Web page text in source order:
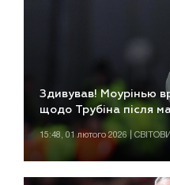
Здивував! Моурінью
щодо Трубіна після
15:48, 01 лютого 2026 |